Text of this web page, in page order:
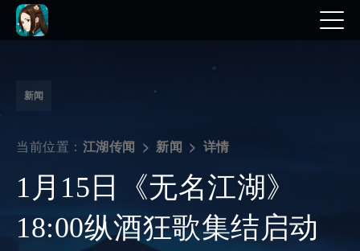
新闻
当前位置： 江湖传闻 新闻 详情
1月15日《无名江湖》
18:00纵酒狂歌集结启动